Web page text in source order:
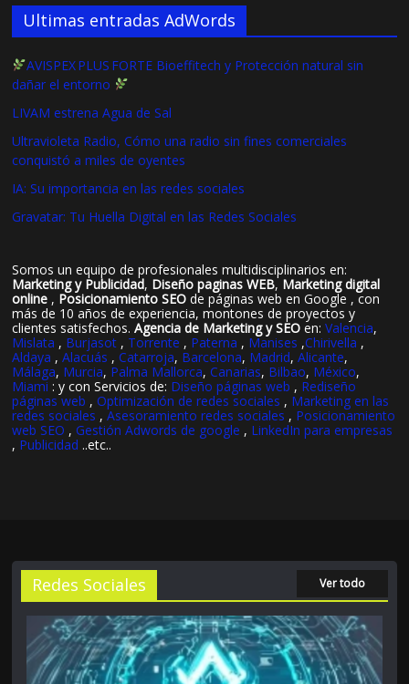
Ultimas entradas AdWords
AVISPEX PLUS FORTE Bioeffitech y Protección natural sin
dañar el entorno
LIVAM estrena Agua de Sal
Ultravioleta Radio, Cómo una radio sin fines comerciales
conquistó a miles de oyentes
IA: Su importancia en las redes sociales
Gravatar: Tu Huella Digital en las Redes Sociales
Somos un equipo de profesionales multidisciplinarios en:
Marketing y Publicidad, Diseño paginas WEB, Marketing digital
online , Posicionamiento SEO de páginas web en Google , con
más de 10 años de experiencia, montones de proyectos y
clientes satisfechos.Agencia de Marketing y SEO en:Valencia,
Mislata , Burjasot , Torrente , Paterna , Manises ,Chirivella ,
Aldaya ,Alacuás ,Catarroja, Barcelona, Madrid,Alicante,
Málaga, Murcia, Palma Mallorca,Canarias, Bilbao, México,
Miami : y con Servicios de: Diseño páginas web , Rediseño
páginas web ,Optimización de redes sociales , Marketing en las
redes sociales ,Asesoramiento redes sociales , Posicionamiento
web SEO ,Gestión Adwords de google , LinkedIn para empresas
, Publicidad ..etc..
Redes Sociales Ver todo